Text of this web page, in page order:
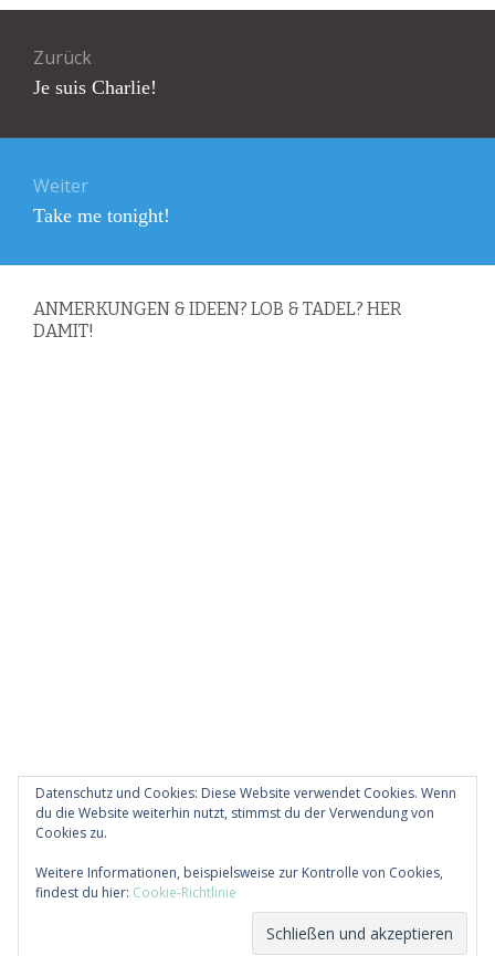
Zurück
Vorheriger
Je suis Charlie!
Weiter
Nächster
Take me tonight!
ANMERKUNGEN & IDEEN? LOB & TADEL? HER
DAMIT!
Diese Website verwendet Akismet, um Spam zu
reduzieren. Erfahre, wie deine Kommentardaten
Datenschutz und Cookies: Diese Website verwendet Cookies. Wenn
du die Website weiterhin nutzt, stimmst du der Verwendung von
Cookies zu.
Weitere Informationen, beispielsweise zur Kontrolle von Cookies,
findest du hier: Cookie-Richtlinie